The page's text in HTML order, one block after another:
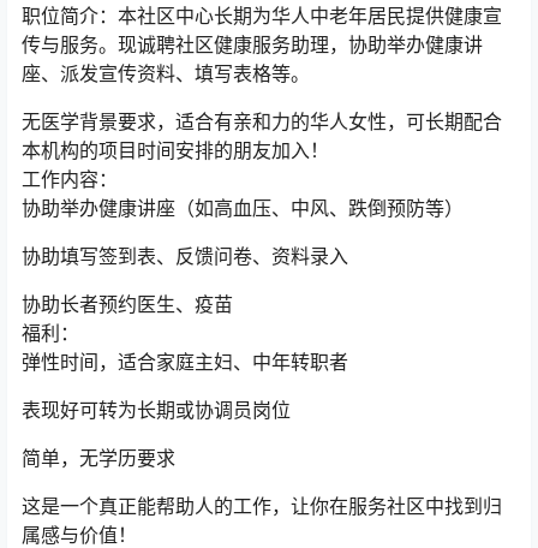
职位简介：本社区中心长期为华人中老年居民提供健康宣
传与服务。现诚聘社区健康服务助理，协助举办健康讲
座、派发宣传资料、填写表格等。
无医学背景要求，适合有亲和力的华人女性，可长期配合
本机构的项目时间安排的朋友加入！
工作内容：
协助举办健康讲座（如高血压、中风、跌倒预防等）
协助填写签到表、反馈问卷、资料录入
协助长者预约医生、疫苗
福利：
弹性时间，适合家庭主妇、中年转职者
表现好可转为长期或协调员岗位
简单，无学历要求
这是一个真正能帮助人的工作，让你在服务社区中找到归
属感与价值！